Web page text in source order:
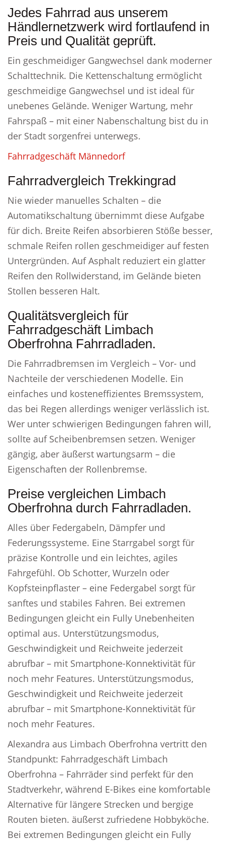
Jedes Fahrrad aus unserem
Händlernetzwerk wird fortlaufend in
Preis und Qualität geprüft.
Ein geschmeidiger Gangwechsel dank moderner
Schalttechnik. Die Kettenschaltung ermöglicht
geschmeidige Gangwechsel und ist ideal für
unebenes Gelände. Weniger Wartung, mehr
Fahrspaß – mit einer Nabenschaltung bist du in
der Stadt sorgenfrei unterwegs.
Fahrradgeschäft Männedorf
Fahrradvergleich Trekkingrad
Nie wieder manuelles Schalten – die
Automatikschaltung übernimmt diese Aufgabe
für dich. Breite Reifen absorbieren Stöße besser,
schmale Reifen rollen geschmeidiger auf festen
Untergründen. Auf Asphalt reduziert ein glatter
Reifen den Rollwiderstand, im Gelände bieten
Stollen besseren Halt.
Qualitätsvergleich für
Fahrradgeschäft Limbach
Oberfrohna Fahrradladen.
Die Fahrradbremsen im Vergleich – Vor- und
Nachteile der verschiedenen Modelle. Ein
einfaches und kosteneffizientes Bremssystem,
das bei Regen allerdings weniger verlässlich ist.
Wer unter schwierigen Bedingungen fahren will,
sollte auf Scheibenbremsen setzen. Weniger
gängig, aber äußerst wartungsarm – die
Eigenschaften der Rollenbremse.
Preise vergleichen Limbach
Oberfrohna durch Fahrradladen.
Alles über Federgabeln, Dämpfer und
Federungssysteme. Eine Starrgabel sorgt für
präzise Kontrolle und ein leichtes, agiles
Fahrgefühl. Ob Schotter, Wurzeln oder
Kopfsteinpflaster – eine Federgabel sorgt für
sanftes und stabiles Fahren. Bei extremen
Bedingungen gleicht ein Fully Unebenheiten
optimal aus. Unterstützungsmodus,
Geschwindigkeit und Reichweite jederzeit
abrufbar – mit Smartphone-Konnektivität für
noch mehr Features. Unterstützungsmodus,
Geschwindigkeit und Reichweite jederzeit
abrufbar – mit Smartphone-Konnektivität für
noch mehr Features.
Alexandra aus Limbach Oberfrohna vertritt den
Standpunkt: Fahrradgeschäft Limbach
Oberfrohna – Fahrräder sind perfekt für den
Stadtverkehr, während E-Bikes eine komfortable
Alternative für längere Strecken und bergige
Routen bieten. äußerst zufriedene Hobbyköche.
Bei extremen Bedingungen gleicht ein Fully